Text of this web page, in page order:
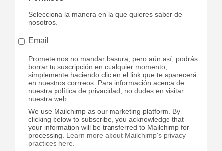
Selecciona la manera en la que quieres saber de
nosotros.
Email
Prometemos no mandar basura, pero aún así, podrás
borrar tu suscripción en cualquier momento,
simplemente haciendo clic en el link que te aparecerá
en nuestros corrreos. Para información acerca de
nuestra política de privacidad, no dudes en visitar
nuestra web.
We use Mailchimp as our marketing platform. By
clicking below to subscribe, you acknowledge that
your information will be transferred to Mailchimp for
processing. Learn more about Mailchimp's privacy
practices here.